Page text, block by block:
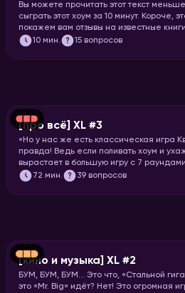
Вы можете прочитать этот текст
сыграть этот хоум за 10 минут. Короче,
покажем вам отзывы на известные
угадать, что это за книга.
10мин. 15 вопросов
[про всё] XL #3
«Но у нас же есть классическая игра
правда! Ведь если поливать хоум и
вырастает в большую игру с 7
запускайте хоумище!
72 мин. 39 вопросов
[кино и музыка] XL #2
БУМ, БУМ, БУМ… Это что, «Стальной
это «Mr. Big» идёт? Нет! Это огромная